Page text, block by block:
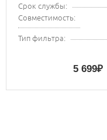
Срок службы:
Совместимость:
Тип фильтра:
5 699₽